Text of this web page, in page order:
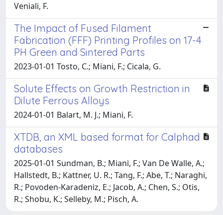
Veniali, F.
The Impact of Fused Filament
Fabrication (FFF) Printing Profiles on 17-4
PH Green and Sintered Parts
2023-01-01 Tosto, C.; Miani, F.; Cicala, G.
Solute Effects on Growth Restriction in
Dilute Ferrous Alloys
2024-01-01 Balart, M. J.; Miani, F.
XTDB, an XML based format for Calphad
databases
2025-01-01 Sundman, B.; Miani, F.; Van De Walle, A.;
Hallstedt, B.; Kattner, U. R.; Tang, F.; Abe, T.; Naraghi,
R.; Povoden-Karadeniz, E.; Jacob, A.; Chen, S.; Otis,
R.; Shobu, K.; Selleby, M.; Pisch, A.